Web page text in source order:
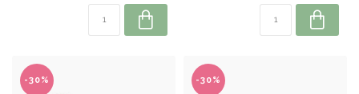
-30% -30%